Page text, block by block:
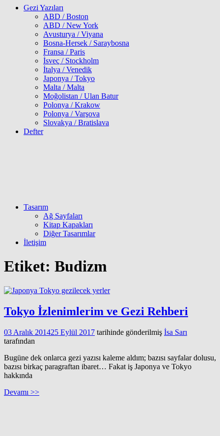
Gezi Yazıları
ABD / Boston
ABD / New York
Avusturya / Viyana
Bosna-Hersek / Saraybosna
Fransa / Paris
İsveç / Stockholm
İtalya / Venedik
Japonya / Tokyo
Malta / Malta
Moğolistan / Ulan Batur
Polonya / Krakow
Polonya / Varşova
Slovakya / Bratislava
Defter
Tasarım
Ağ Sayfaları
Kitap Kapakları
Diğer Tasarımlar
İletişim
Etiket: Budizm
Tokyo İzlenimlerim ve Gezi Rehberi
03 Aralık 201425 Eylül 2017 tarihinde gönderilmiş İsa Sarı
tarafından
Bugüne dek onlarca gezi yazısı kaleme aldım; bazısı sayfalar dolusu,
bazısı birkaç paragraftan ibaret… Fakat iş Japonya ve Tokyo
hakkında
Devamı >>